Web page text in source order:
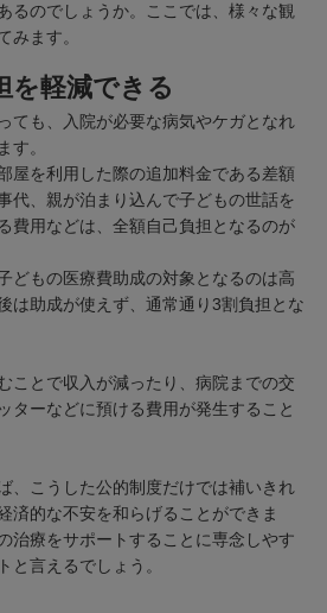
るのでしょうか。ここでは、様々な観
みます。
を軽減できる
ても、入院が必要な病気やケガとなれ
す。
屋を利用した際の追加料金である差額
代、親が泊まり込んで子どもの世話を
費用などは、全額自己負担となるのが
どもの医療費助成の対象となるのは高
は助成が使えず、通常通り3割負担とな
ことで収入が減ったり、病院までの交
ターなどに預ける費用が発生すること
、こうした公的制度だけでは補いきれ
済的な不安を和らげることができま
治療をサポートすることに専念しやす
と言えるでしょう。